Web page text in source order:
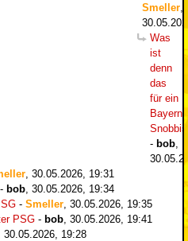
Smeller
Was
ist
denn
das
für ein
Bayern-
- bob
30.05.2026, 19:31
- bob 30.05.2026, 19:34
- Smeller 30.05.2026, 19:35
PSG - bob 30.05.2026, 19:41
30.05.2026, 19:28